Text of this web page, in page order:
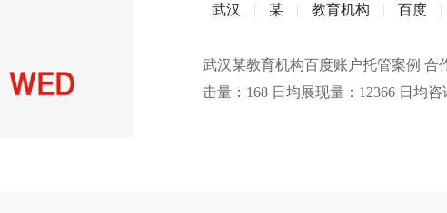
武汉 | 某 | 教育机构 | 百度 |
武汉某教育机构百度账户托管案例 合
击量：168 日均展现量：12366 日均